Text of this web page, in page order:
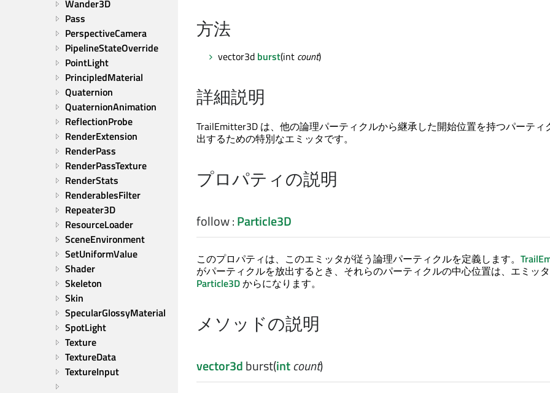
Wander3D
Pass
PerspectiveCamera
PipelineStateOverride
PointLight
PrincipledMaterial
Quaternion
QuaternionAnimation
ReflectionProbe
RenderExtension
RenderPass
RenderPassTexture
RenderStats
RenderablesFilter
Repeater3D
ResourceLoader
SceneEnvironment
SetUniformValue
Shader
Skeleton
Skin
SpecularGlossyMaterial
SpotLight
Texture
TextureData
TextureInput
方法
vector3d burst(int count)
詳細説明
TrailEmitter3D は、他の論理パーティクルから継承した開始位置を持つパーティ
出するための特別なエミッタです。
プロパティの説明
follow:Particle3D
このプロパティは、このエミッタが従う論理パーティクルを定義します。
がパーティクルを放出するとき、それらのパーティクルの中心位置は、エミッ
Particle3Dからになります。
メソッドの説明
vector3dburst(intcount)